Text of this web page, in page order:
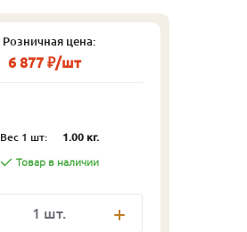
Розничная цена:
6 877 ₽/шт
Вес 1 шт: 1.00 кг.
Товар в наличии
1 шт.